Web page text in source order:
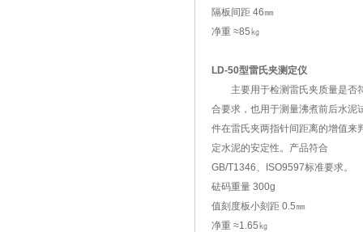
隔板间距 46㎜
净重 ≈85㎏
LD-50型雷氏夹测定仪
主要用于检测雷氏夹质量是否
合要求，也用于测量沸煮前后水泥
件在雷氏夹两指针间距离的增值来
定水泥的安定性。产品符合
GB/T1346、ISO9597标准要求。
砝码重量 300g
值刻度板小刻距 0.5㎜
净重 ≈1.65㎏